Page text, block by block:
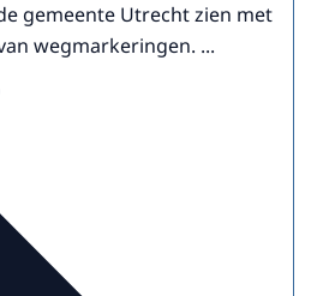
gemeente Utrecht zien met
wegmarkeringen. ...